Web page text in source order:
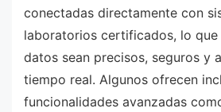
conectadas directamente con
laboratorios certificados, lo
datos sean precisos, seguros y
tiempo real. Algunos ofrecen
funcionalidades avanzadas